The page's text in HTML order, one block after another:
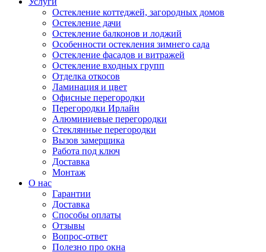
Остекление коттеджей, загородных домов
Остекление дачи
Остекление балконов и лоджий
Особенности остекления зимнего сада
Остекление фасадов и витражей
Остекление входных групп
Отделка откосов
Ламинация и цвет
Офисные перегородки
Перегородки Ирлайн
Алюминиевые перегородки
Стеклянные перегородки
Вызов замерщика
Работа под ключ
Доставка
Монтаж
О нас
Гарантии
Доставка
Способы оплаты
Отзывы
Вопрос-ответ
Полезно про окна